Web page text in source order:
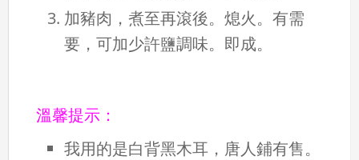
加豬肉，煮至再滾後。熄火。有需
要，可加少許鹽調味。即成。
溫馨提示：
我用的是白背黑木耳，唐人鋪有售。